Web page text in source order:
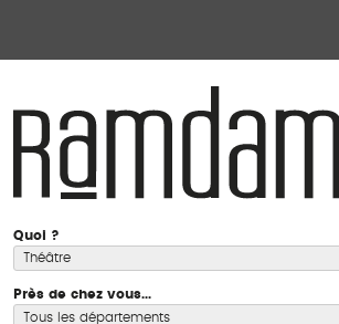
Quoi ?
Près de chez vous...